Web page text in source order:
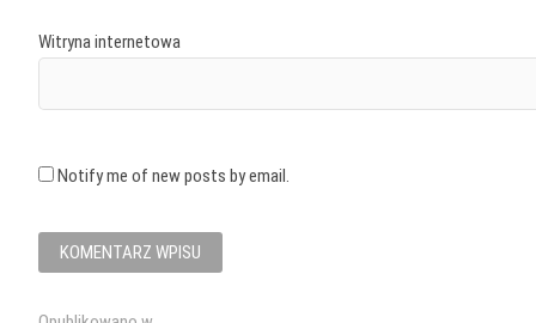
Witryna internetowa
Notify me of new posts by email.